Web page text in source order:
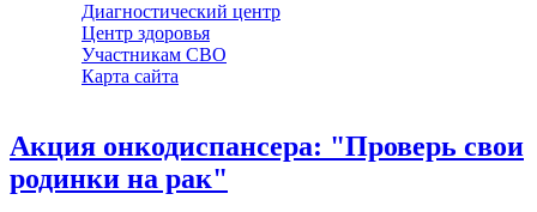
Диагностический центр
Центр здоровья
Участникам СВО
Карта сайта
Акция онкодиспансера: "Проверь свои
родинки на рак"